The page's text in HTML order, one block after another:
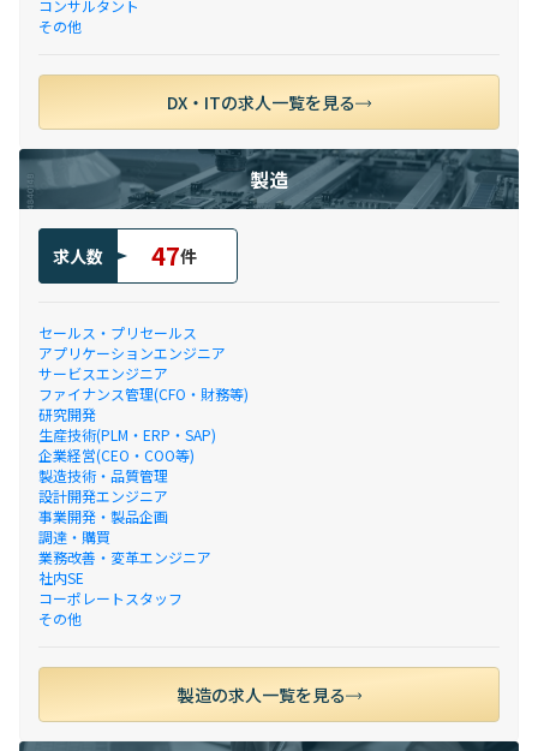
コンサルタント
その他
DX・ITの求人一覧を見る
製造
求人数 47件
セールス・プリセールス
アプリケーションエンジニア
サービスエンジニア
ファイナンス管理(CFO・財務等)
研究開発
生産技術(PLM・ERP・SAP)
企業経営(CEO・COO等)
製造技術・品質管理
設計開発エンジニア
事業開発・製品企画
調達・購買
業務改善・変革エンジニア
社内SE
コーポレートスタッフ
その他
製造の求人一覧を見る